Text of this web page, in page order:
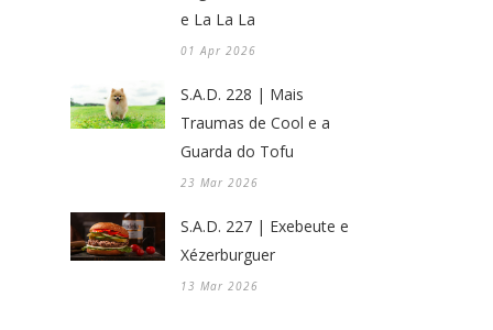
e La La La
01 Apr 2026
S.A.D. 228 | Mais
Traumas de Cool e a
Guarda do Tofu
23 Mar 2026
S.A.D. 227 | Exebeute e
Xézerburguer
13 Mar 2026